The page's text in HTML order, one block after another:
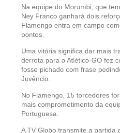
Na equipe do Morumbi, que
Ney Franco ganhará dois
Flamengo entra em campo
pontos.
Uma vitória significa dar mais
derrota para o Atlético-GO fez
fosse pichado com frase
Juvêncio.
No Flamengo, 15 torcedores
mais comprometimento da
Portuguesa.
A TV Globo transmite a partida